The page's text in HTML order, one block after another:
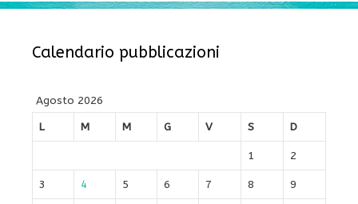
Calendario pubblicazioni
Agosto 2026
L
M M G V S D
1 2
3 4 5 6 7 8 9